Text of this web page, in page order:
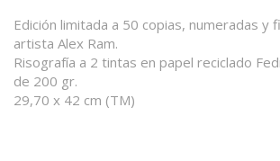
Edición limitada a 50 copias, numeradas y
artista Alex Ram.
Risografía a 2 tintas en papel reciclado
de 200 gr.
29,70 x 42 cm (TM)